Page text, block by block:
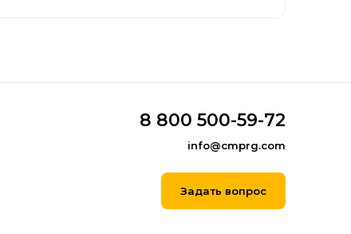
8 800 500-59-72
info@cmprg.com
Задать вопрос